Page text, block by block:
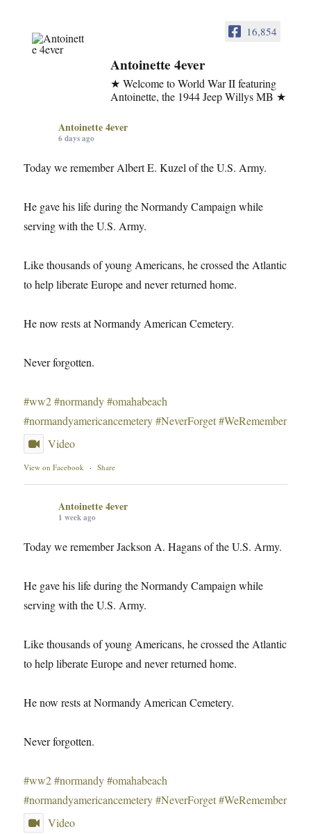
16,854
Antoinette 4ever
★ Welcome to World War II featuring
Antoinette, the 1944 Jeep Willys MB ★
Antoinette 4ever
6 days ago
Today we remember Albert E. Kuzel of the U.S. Army.
He gave his life during the Normandy Campaign while
serving with the U.S. Army.
Like thousands of young Americans, he crossed the Atlantic
to help liberate Europe and never returned home.
He now rests at Normandy American Cemetery.
Never forgotten.
#ww2 #normandy #omahabeach
#normandyamericancemetery #NeverForget #WeRemember
Video
View on Facebook · Share
Antoinette 4ever
1 week ago
Today we remember Jackson A. Hagans of the U.S. Army.
He gave his life during the Normandy Campaign while
serving with the U.S. Army.
Like thousands of young Americans, he crossed the Atlantic
to help liberate Europe and never returned home.
He now rests at Normandy American Cemetery.
Never forgotten.
#ww2 #normandy #omahabeach
#normandyamericancemetery #NeverForget #WeRemember
Video